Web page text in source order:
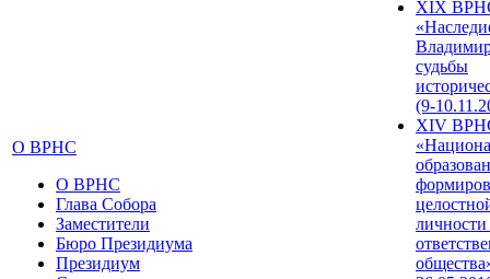
О ВРНС
О ВРНС
Глава Собора
Заместители
Бюро Президиума
Президиум
XIX
судьбы
(9-
XIV